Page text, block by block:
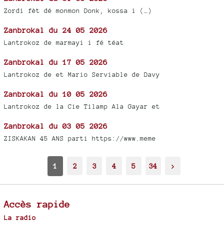
Zordi fèt dé monmon Donk, kossa i (…)
Zanbrokal du 24 05 2026
Lantrokoz de marmayi i fé téat
Zanbrokal du 17 05 2026
Lantrokoz de et Mario Serviable de Davy
Zanbrokal du 10 05 2026
Lantrokoz de la Cie Tilamp Ala Gayar et
Zanbrokal du 03 05 2026
ZISKAKAN 45 ANS parti https://www.meme
1 2 3 4 5 34 >
Accès rapide
La radio